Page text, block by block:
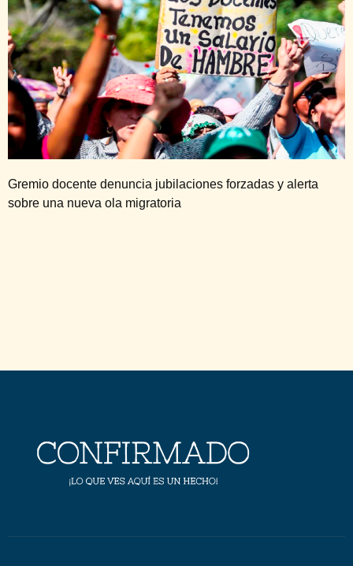
Gremio docente denuncia jubilaciones forzadas y alerta
sobre una nueva ola migratoria